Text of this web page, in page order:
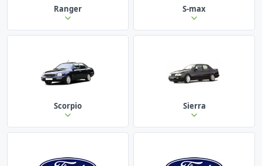
Ranger S-max
Scorpio Sierra